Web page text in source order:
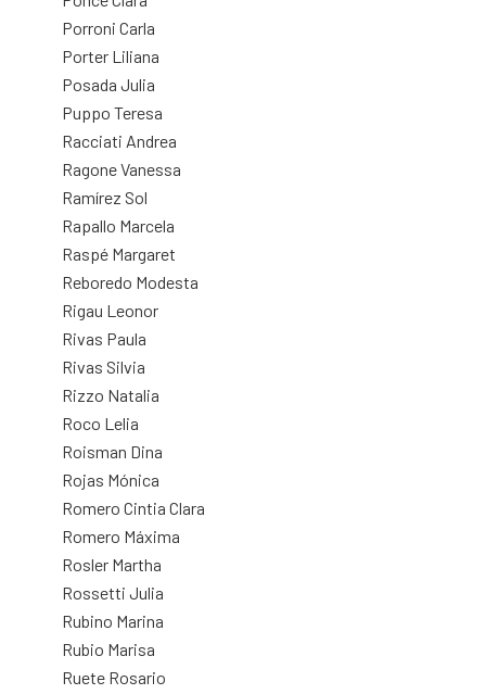
Porroni Carla
Porter Liliana
Posada Julia
Puppo Teresa
Racciati Andrea
Ragone Vanessa
Ramírez Sol
Rapallo Marcela
Raspé Margaret
Reboredo Modesta
Rigau Leonor
Rivas Paula
Rivas Silvia
Rizzo Natalia
Roco Lelia
Roisman Dina
Rojas Mónica
Romero Cintia Clara
Romero Máxima
Rosler Martha
Rossetti Julia
Rubino Marina
Rubio Marisa
Ruete Rosario